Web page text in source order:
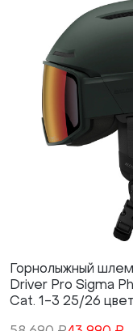
Горнолыжный
Driver Pro Sigma
Cat. 1-3 25/26